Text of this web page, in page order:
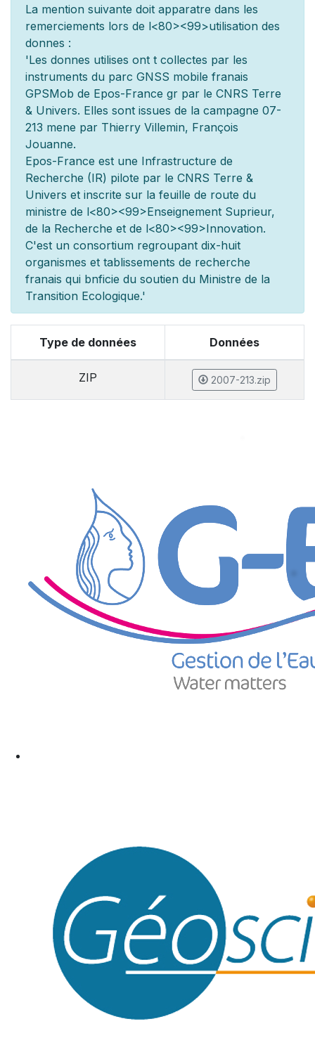
La mention suivante doit apparatre dans les
remerciements lors de l<80><99>utilisation des
donnes :
'Les donnes utilises ont t collectes par les
instruments du parc GNSS mobile franais
GPSMob de Epos-France gr par le CNRS Terre
& Univers. Elles sont issues de la campagne 07-
213 mene par Thierry Villemin, François
Jouanne.
Epos-France est une Infrastructure de
Recherche (IR) pilote par le CNRS Terre &
Univers et inscrite sur la feuille de route du
ministre de l<80><99>Enseignement Suprieur,
de la Recherche et de l<80><99>Innovation.
C'est un consortium regroupant dix-huit
organismes et tablissements de recherche
franais qui bnficie du soutien du Ministre de la
Transition Ecologique.'
Type de données Données
ZIP 2007-213.zip